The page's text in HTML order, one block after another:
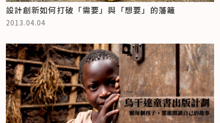
設計創新如何打破「需要」與「想要」的藩籬
2013.04.04